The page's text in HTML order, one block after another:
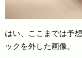
はい、ここまでは予
ックを外した画像。